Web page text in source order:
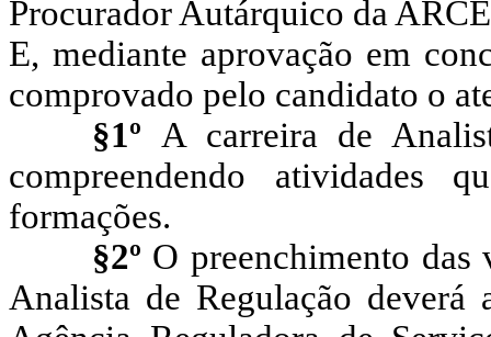
Procurador Autárquico da
E, mediante aprovação em
comprovado pelo candidato o
§1º A carreira de
compreendendo atividades
formações.
§2º O preenchimento das
Analista de Regulação deverá